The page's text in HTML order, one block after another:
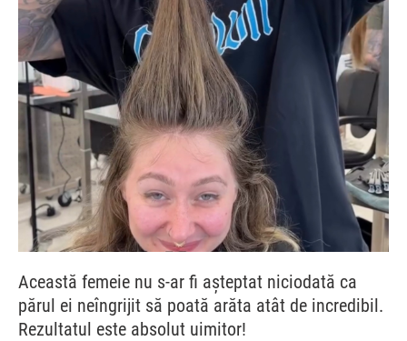
Această femeie nu s-ar fi așteptat niciodată ca
părul ei neîngrijit să poată arăta atât de incredibil.
Rezultatul este absolut uimitor!